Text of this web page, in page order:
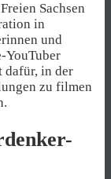
Sachsen
in
und
YouTuber
dafür, in der
zu filmen